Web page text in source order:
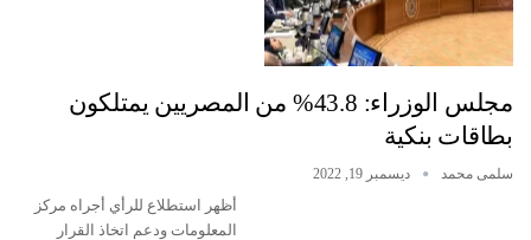
مجلس الوزراء: 43.8% من المصريين يمتلكون
بطاقات بنكية
سلمى محمد ديسمبر 19, 2022
أظهر استطلاع للرأي أجراه مركز
المعلومات ودعم اتخاذ القرار